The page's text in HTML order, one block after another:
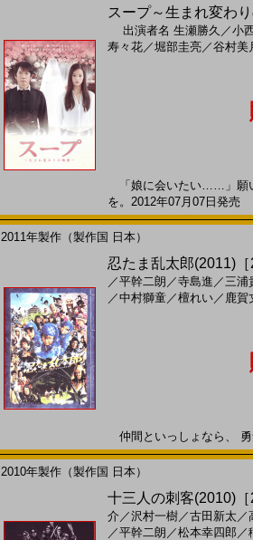
スープ～生まれ変わ
出演者名 生瀬勝久 ／小
寿々花／堀部圭亮／谷村美
「娘に会いたい……」願
を。2012年07月07日発
2011年製作（製作国 日本）
忍たま乱太郎(2011)
／平幹二朗 ／寺島進 ／三浦
／中村獅童／檀れい／ 鹿賀
仲間といっしょなら、
2010年製作（製作国 日本）
十三人の刺客(2010)
介 ／沢村一樹／古田新太 ／
／平幹二朗 ／松本幸四郎 ／